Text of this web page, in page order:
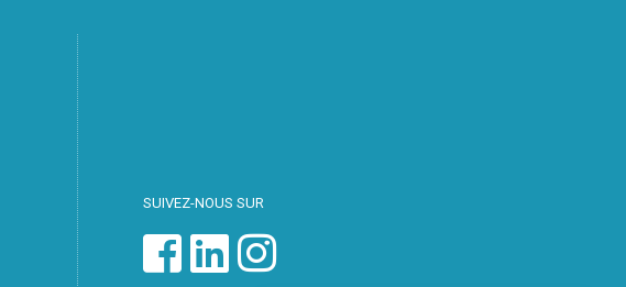
SUIVEZ-NOUS SUR